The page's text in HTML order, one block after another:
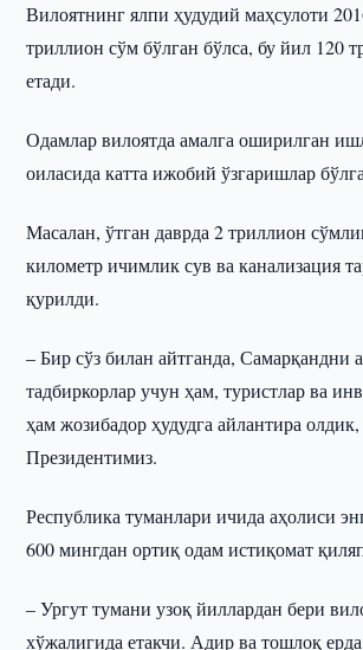
Вилоятнинг ялпи ҳудудий маҳсулоти
триллион сўм бўлган бўлса, бу йил 120
етади.
Одамлар вилоятда амалга оширилган
оиласида катта ижобий ўзгаришлар
Масалан, ўтган даврда 2 триллион
километр ичимлик сув ва канализация
қурилди.
– Бир сўз билан айтганда, Самарқандни
тадбиркорлар учун ҳам, туристлар ва
ҳам жозибадор ҳудудга айлантира
Президентимиз.
Республика туманлари ичида аҳолиси
600 мингдан ортиқ одам истиқомат
– Ургут тумани узоқ йиллардан бери
хўжалигида етакчи. Адир ва тошлоқ